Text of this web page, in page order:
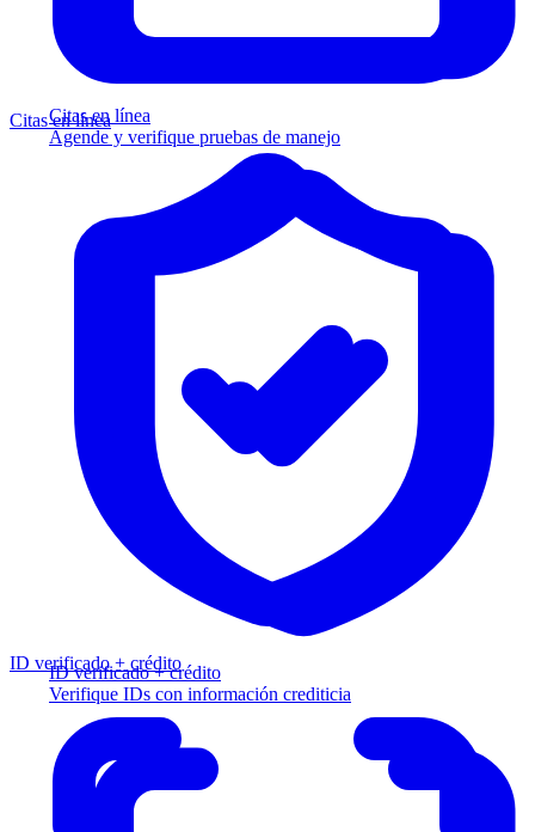
Citas en línea
Agende y verifique pruebas de manejo
ID verificado + crédito
Verifique IDs con información crediticia
Citas en línea
ID verificado + crédito